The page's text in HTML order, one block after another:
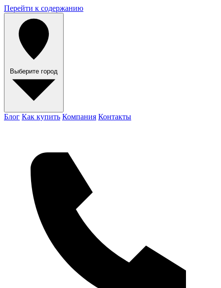
Перейти к содержанию
Выберите город
Блог Как купить Компания Контакты